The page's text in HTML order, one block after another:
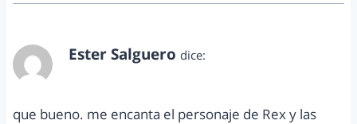
Ester Salguero dice:
que bueno. me encanta el personaje de Rex y las